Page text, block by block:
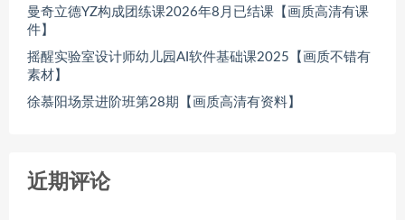
曼奇立德YZ构成团练课2026年8月已结课【画质高清有课
件】
摇醒实验室设计师幼儿园AI软件基础课2025【画质不错有
素材】
徐慕阳场景进阶班第28期【画质高清有资料】
近期评论